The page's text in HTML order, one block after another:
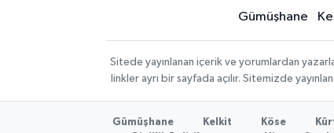
Gümüşhane
Sitede yayınlanan içerik ve yorumlardan
linkler ayrı bir sayfada açılır. Sitemizde
Gümüşhane Kelkit Köse